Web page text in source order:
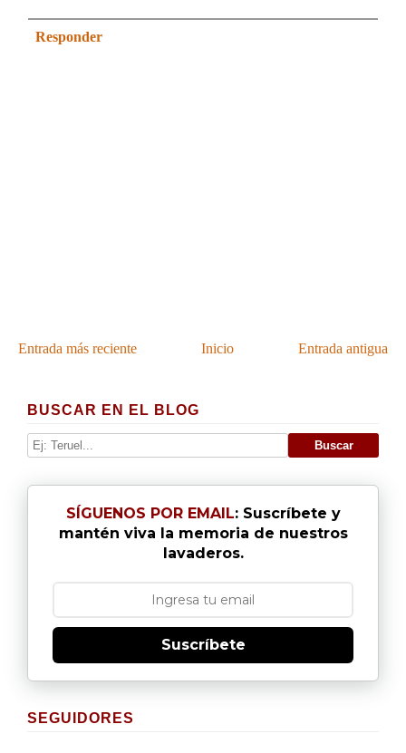
Responder
Entrada más reciente Entrada antigua
Inicio
BUSCAR EN EL BLOG
SÍGUENOS POR EMAIL: Suscríbete y
mantén viva la memoria de nuestros
lavaderos.
Suscríbete
SEGUIDORES